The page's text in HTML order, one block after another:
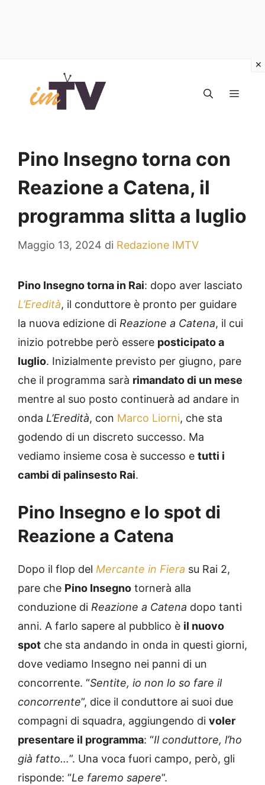
contenuto
Pino Insegno torna con
Reazione a Catena, il
programma slitta a luglio
Maggio 13, 2024 di Redazione IMTV
Pino Insegno torna in Rai: dopo aver lasciato
L’Eredità, il conduttore è pronto per guidare
la nuova edizione di Reazione a Catena, il cui
inizio potrebbe però essere posticipato a
luglio. Inizialmente previsto per giugno, pare
che il programma sarà rimandato di un mese
mentre al suo posto continuerà ad andare in
onda L’Eredità, con Marco Liorni, che sta
godendo di un discreto successo. Ma
vediamo insieme cosa è successo e tutti i
cambi di palinsesto Rai.
Pino Insegno e lo spot di
Reazione a Catena
Dopo il flop del Mercante in Fiera su Rai 2,
pare che Pino Insegno tornerà alla
conduzione di Reazione a Catena dopo tanti
anni. A farlo sapere al pubblico è il nuovo
spot che sta andando in onda in questi giorni,
dove vediamo Insegno nei panni di un
concorrente. “Sentite, io non lo so fare il
concorrente”, dice il conduttore ai suoi due
compagni di squadra, aggiungendo di voler
presentare il programma: “Il conduttore, l’ho
già fatto…”. Una voca fuori campo, però, gli
risponde: “Le faremo sapere”.